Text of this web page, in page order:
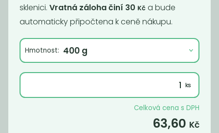
159Kč/ Kg
sklenici. Vratná záloha činí 30 Kč a bude
automaticky připočtena k ceně nákupu.
Hmotnost:
Celková cena s DPH
63,60 Kč